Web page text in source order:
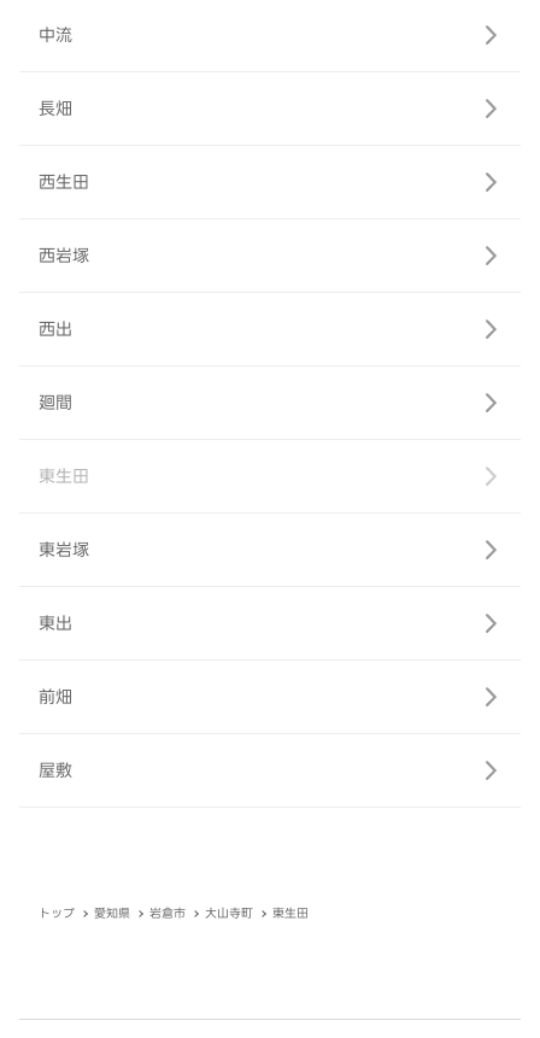
中流
長畑
西生田
西岩塚
西出
廻間
東生田
東岩塚
東出
前畑
屋敷
トップ 愛知県 岩倉市 大山寺町 東生田